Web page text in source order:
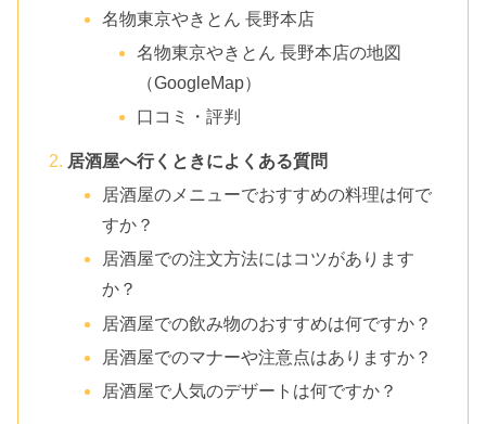
名物東京やきとん 長野本店
名物東京やきとん 長野本店の地図
（GoogleMap）
口コミ・評判
居酒屋へ行くときによくある質問
居酒屋のメニューでおすすめの料理は何で
すか？
居酒屋での注文方法にはコツがあります
か？
居酒屋での飲み物のおすすめは何ですか？
居酒屋でのマナーや注意点はありますか？
居酒屋で人気のデザートは何ですか？